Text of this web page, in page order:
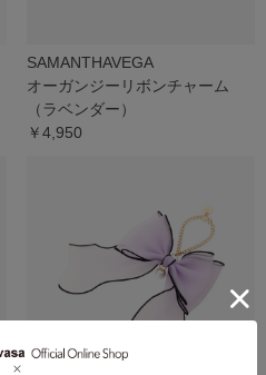
SAMANTHAVEGA
オーガンジーリボンチャーム
（ラベンダー）
￥4,950